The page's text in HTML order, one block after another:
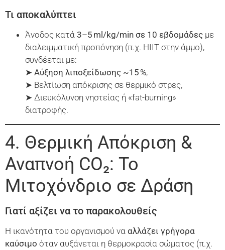
Τι αποκαλύπτει
Άνοδος κατά 3–5 ml /kg/min σε 10 εβδομάδες με
διαλειμματική προπόνηση (π.χ. HIIT στην άμμο),
συνδέεται με:
➤ Αύξηση λιποξείδωσης ~15 %,
➤ Βελτίωση απόκρισης σε θερμικό στρες,
➤ Διευκόλυνση νηστείας ή «fat-burning»
διατροφής.
4. Θερμική Απόκριση &
Αναπνοή CO₂: Το
Μιτοχόνδριο σε Δράση
Γιατί αξίζει να το παρακολουθείς
Η ικανότητα του οργανισμού να αλλάζει γρήγορα
καύσιμο όταν αυξάνεται η θερμοκρασία σώματος (π.χ.